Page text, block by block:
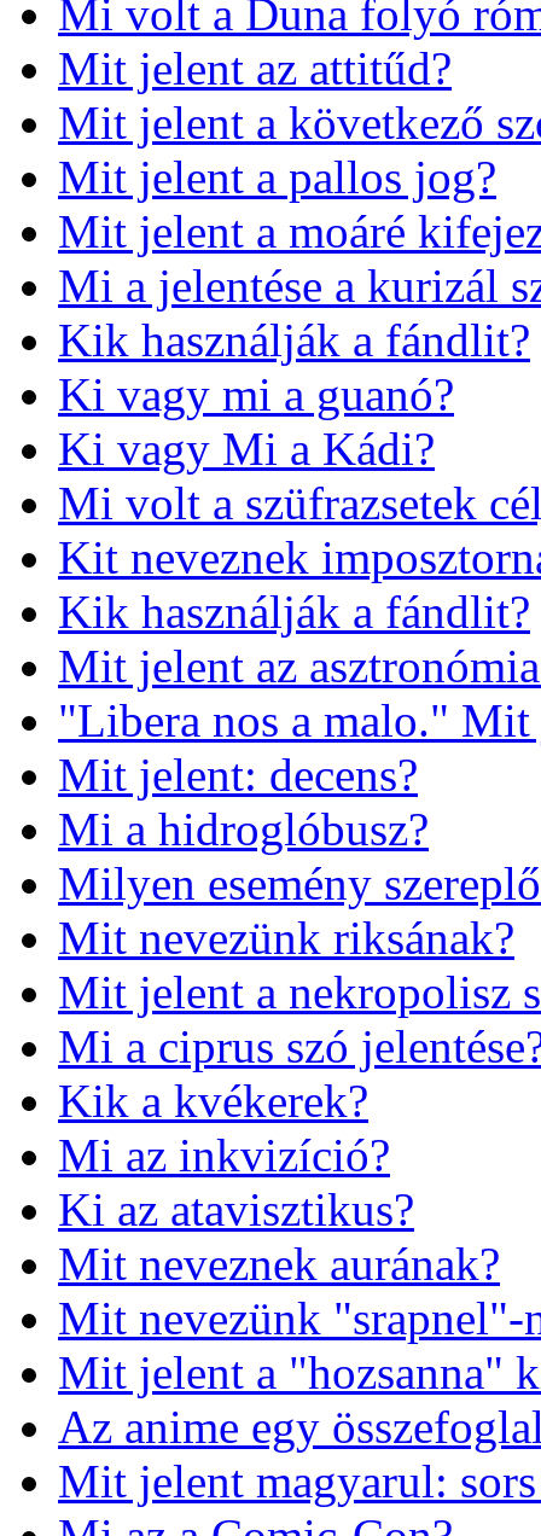
Mi volt a Duna folyó
Mit jelent az attitűd?
Mit jelent a következő
Mit jelent a pallos jog?
Mit jelent a moáré
Mi a jelentése a kurizál
Kik használják a fándlit?
Ki vagy mi a guanó?
Ki vagy Mi a Kádi?
Mi volt a szüfrazsetek
Kit neveznek
Kik használják a fándlit?
Mit jelent az
"Libera nos a malo." Mit
Mit jelent: decens?
Mi a hidroglóbusz?
Milyen esemény
Mit nevezünk riksának?
Mit jelent a nekropolisz
Mi a ciprus szó
Kik a kvékerek?
Mi az inkvizíció?
Ki az atavisztikus?
Mit neveznek aurának?
Mit nevezünk "srapnel"-
Mit jelent a "hozsanna"
Az anime egy
Mit jelent magyarul: